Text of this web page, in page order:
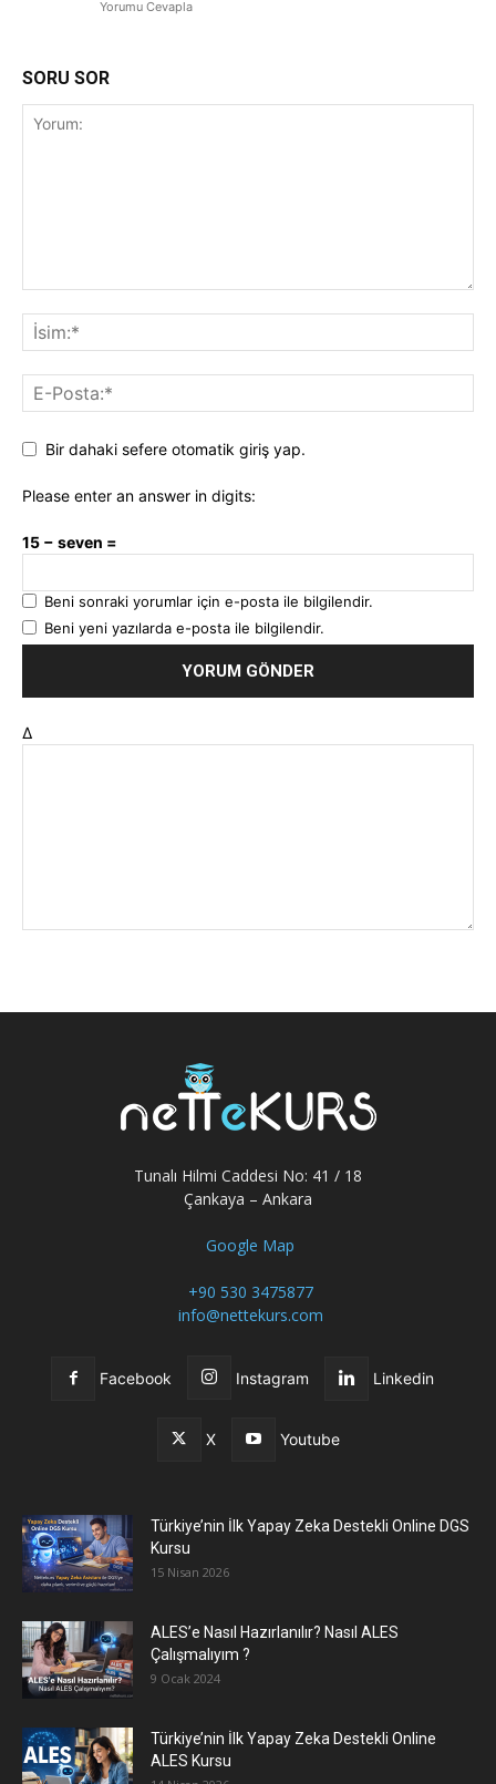
Yorumu Cevapla
SORU SOR
Bir dahaki sefere otomatik giriş yap.
Please enter an answer in digits:
15 − seven =
Beni sonraki yorumlar için e-posta ile bilgilendir.
Beni yeni yazılarda e-posta ile bilgilendir.
Δ
Tunalı Hilmi Caddesi No: 41 / 18
Çankaya – Ankara
Google Map
+90 530 3475877
info@nettekurs.com
Facebook Instagram Linkedin
X Youtube
Türkiye’nin İlk Yapay Zeka Destekli Online DGS
Kursu
15 Nisan 2026
ALES’e Nasıl Hazırlanılır? Nasıl ALES
Çalışmalıyım ?
9 Ocak 2024
Türkiye’nin İlk Yapay Zeka Destekli Online
ALES Kursu